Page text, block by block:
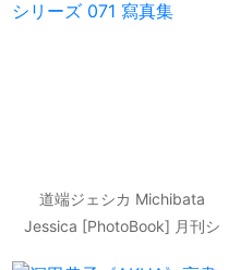
道端ジェシカ Michibata
Jessica [PhotoBook] 月刊シ